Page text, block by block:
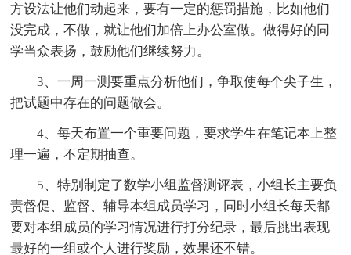
方设法让他们动起来，要有一定的惩罚措施，比如他们
没完成，不做，就让他们加倍上办公室做。做得好的同
学当众表扬，鼓励他们继续努力。
3、一周一测要重点分析他们，争取使每个尖子生，
把试题中存在的问题做会。
4、每天布置一个重要问题，要求学生在笔记本上整
理一遍，不定期抽查。
5、特别制定了数学小组监督测评表，小组长主要负
责督促、监督、辅导本组成员学习，同时小组长每天都
要对本组成员的学习情况进行打分纪录，最后挑出表现
最好的一组或个人进行奖励，效果还不错。